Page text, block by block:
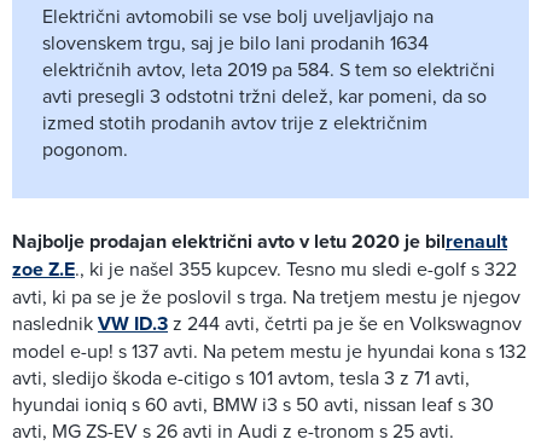
Električni avtomobili se vse bolj uveljavljajo na
slovenskem trgu, saj je bilo lani prodanih 1634
električnih avtov, leta 2019 pa 584. S tem so električni
avti presegli 3 odstotni tržni delež, kar pomeni, da so
izmed stotih prodanih avtov trije z električnim
pogonom.
Najbolje prodajan električni avto v letu 2020 je bilrenault
zoe Z.E., ki je našel 355 kupcev. Tesno mu sledi e-golf s 322
avti, ki pa se je že poslovil s trga. Na tretjem mestu je njegov
naslednikVW ID.3z 244 avti, četrti pa je še en Volkswagnov
model e-up! s 137 avti. Na petem mestu je hyundai kona s 132
avti, sledijo škoda e-citigo s 101 avtom, tesla 3 z 71 avti,
hyundai ioniq s 60 avti, BMW i3 s 50 avti, nissan leaf s 30
avti, MG ZS-EV s 26 avti in Audi z e-tronom s 25 avti.